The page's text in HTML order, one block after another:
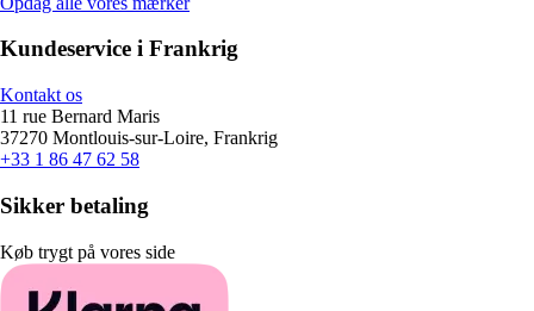
Kundeservice i Frankrig
Kontakt os
11 rue Bernard Maris
37270 Montlouis-sur-Loire, Frankrig
+33 1 86 47 62 58
Sikker betaling
Køb trygt på vores side